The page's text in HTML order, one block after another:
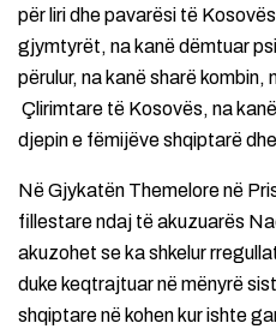
për liri dhe pavarësi të
gjymtyrët, na kanë dëmtuar
përulur, na kanë sharë kombin,
Çlirimtare të Kosovës, na
djepin e fëmijëve shqiptarë
Në Gjykatën Themelore në
fillestare ndaj të akuzuarës
akuzohet se ka shkelur
duke keqtrajtuar në mënyrë
shqiptare në kohen kur ishte